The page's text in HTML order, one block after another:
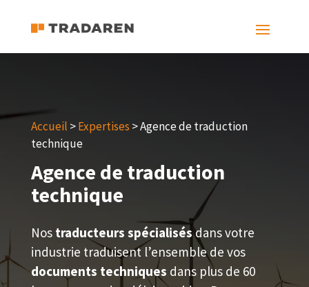
Accueil >Expertises > Agence de traduction
technique
Agence de traduction
technique
Nos traducteurs spécialisésdans votre
industrie traduisent l’ensemble de vos
documents techniques dans plus de 60